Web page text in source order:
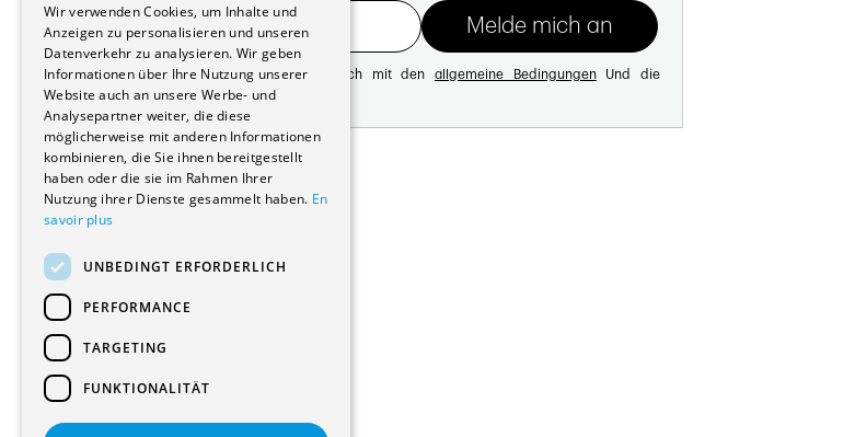
Mit der Registrierung erklären Sie sich mit denallgemeine BedingungenUnd die
Datenschutzrichtlinie
Adresse:
Avenue de Longemalle 21
1020 Renens
Schweiz
Kontakt:
Plattform: +41 21 631 10 50
info@architectes.ch
Wir verwenden Cookies, um Inhalte und
Anzeigen zu personalisieren und unseren
Datenverkehr zu analysieren. Wir geben
Informationen über Ihre Nutzung unserer
Website auch an unsere Werbe- und
Analysepartner weiter, die diese
möglicherweise mit anderen Informationen
kombinieren, die Sie ihnen bereitgestellt
haben oder die sie im Rahmen Ihrer
Nutzung ihrer Dienste gesammelt haben. En
savoir plus
UNBEDINGT ERFORDERLICH
PERFORMANCE
TARGETING
FUNKTIONALITÄT